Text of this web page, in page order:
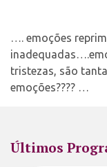
…. emoções
tristezas, são
emoções???? …
Últimos